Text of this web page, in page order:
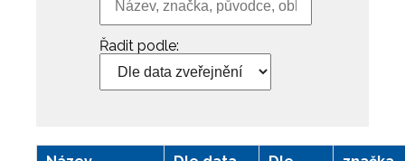
Řadit podle: